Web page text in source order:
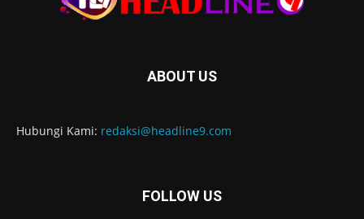
ABOUT US
Hubungi Kami: redaksi@headline9.com
FOLLOW US